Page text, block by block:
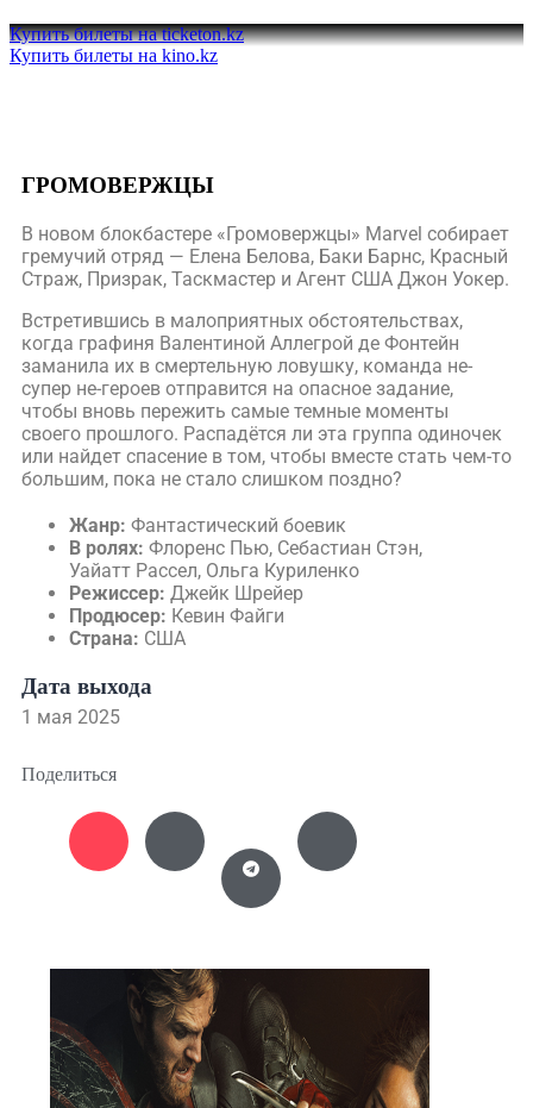
Купить билеты на ticketon.kz
Купить билеты на kino.kz
ГРОМОВЕРЖЦЫ
В новом блокбастере «Громовержцы» Marvel собирает
гремучий отряд — Елена Белова, Баки Барнс, Красный
Страж, Призрак, Таскмастер и Агент США Джон Уокер.
Встретившись в малоприятных обстоятельствах,
когда графиня Валентиной Аллегрой де Фонтейн
заманила их в смертельную ловушку, команда не-
супер не-героев отправится на опасное задание,
чтобы вновь пережить самые темные моменты
своего прошлого. Распадётся ли эта группа одиночек
или найдет спасение в том, чтобы вместе стать чем-то
большим, пока не стало слишком поздно?
Жанр: Фантастический боевик
В ролях: Флоренс Пью, Себастиан Стэн,
Уайатт Рассел, Ольга Куриленко
Режиссер: Джейк Шрейер
Продюсер: Кевин Файги
Страна: США
Дата выхода
1 мая 2025
Поделиться